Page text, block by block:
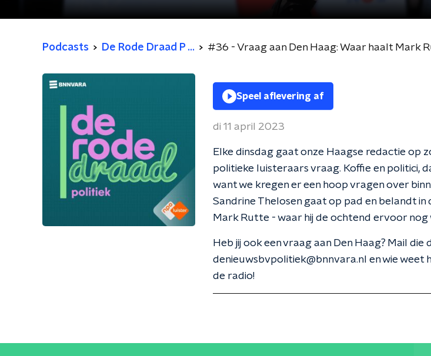
Podcasts De Rode Draad P ... #36 - Vraag aan Den Haag: Waar haalt Mark
Speel aflevering af
di 11 april 2023
Elke dinsdag gaat onze Haagse redactie op
politieke luisteraars vraag. Koffie en politici,
want we kregen er een hoop vragen over
Sandrine Thelosen gaat op pad en belandt
Mark Rutte - waar hij de ochtend ervoor nog
Heb jij ook een vraag aan Den Haag? Mail die
denieuwsbvpolitiek@bnnvara.nl en wie weet
de radio!